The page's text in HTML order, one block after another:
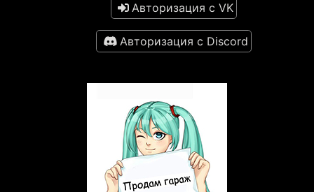
Авторизация с VK
Авторизация с Discord